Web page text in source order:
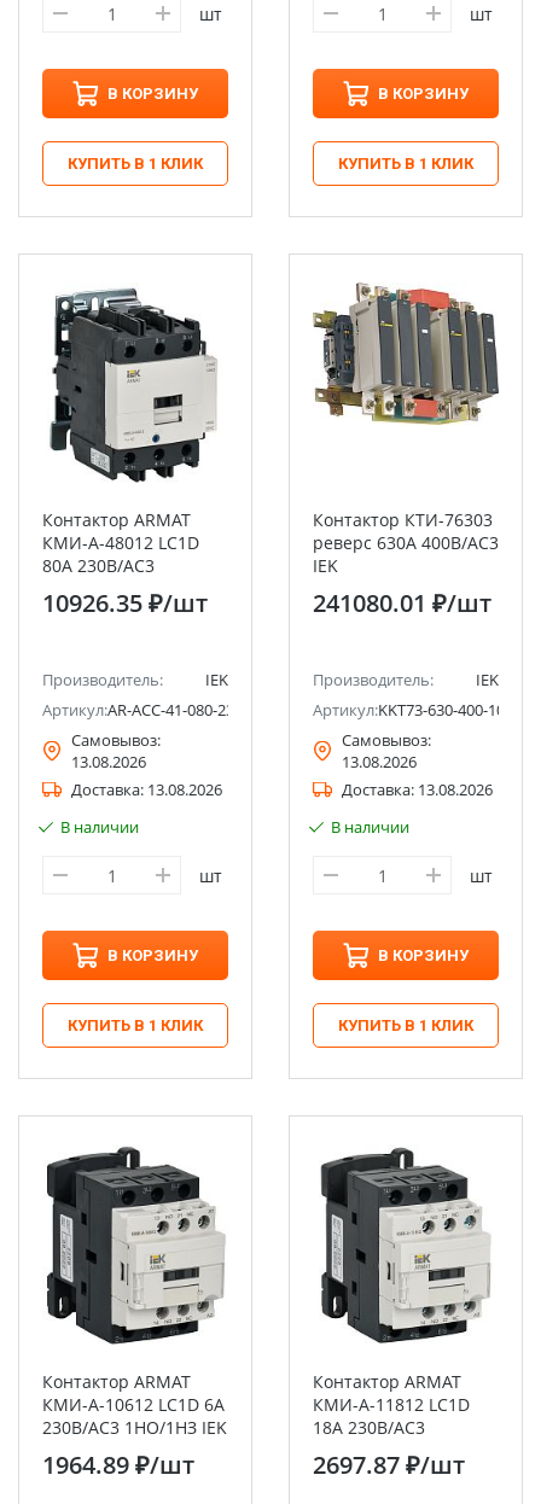
шт
В КОРЗИНУ
КУПИТЬ В 1 КЛИК
шт
В КОРЗИНУ
КУПИТЬ В 1 КЛИК
Контактор ARMAT
КМИ-А-48012 LC1D
80А 230В/АС3
10926.35 ₽/шт
Производитель:
IEK
Артикул:AR-ACC-41-080-230-11
Самовывоз:
13.08.2026
Доставка: 13.08.2026
В наличии
шт
В КОРЗИНУ
КУПИТЬ В 1 КЛИК
Контактор КТИ-76303
реверс 630А 400В/АС3
IEK
241080.01 ₽/шт
Производитель:
IEK
Артикул:KKT73-630-400-10
Самовывоз:
13.08.2026
Доставка: 13.08.2026
В наличии
шт
В КОРЗИНУ
КУПИТЬ В 1 КЛИК
Контактор ARMAT
КМИ-А-10612 LC1D 6А
230В/АС3 1НО/1НЗ IEK
1964.89 ₽/шт
Контактор ARMAT
КМИ-А-11812 LC1D
18А 230В/АС3
1НО/1НЗ IEK
2697.87 ₽/шт